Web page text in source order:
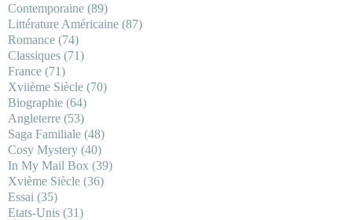
Contemporaine (89)
Littérature Américaine (87)
Romance (74)
Classiques (71)
France (71)
Xviième Siècle (70)
Biographie (64)
Angleterre (53)
Saga Familiale (48)
Cosy Mystery (40)
In My Mail Box (39)
Xvième Siècle (36)
Essai (35)
Etats-Unis (31)